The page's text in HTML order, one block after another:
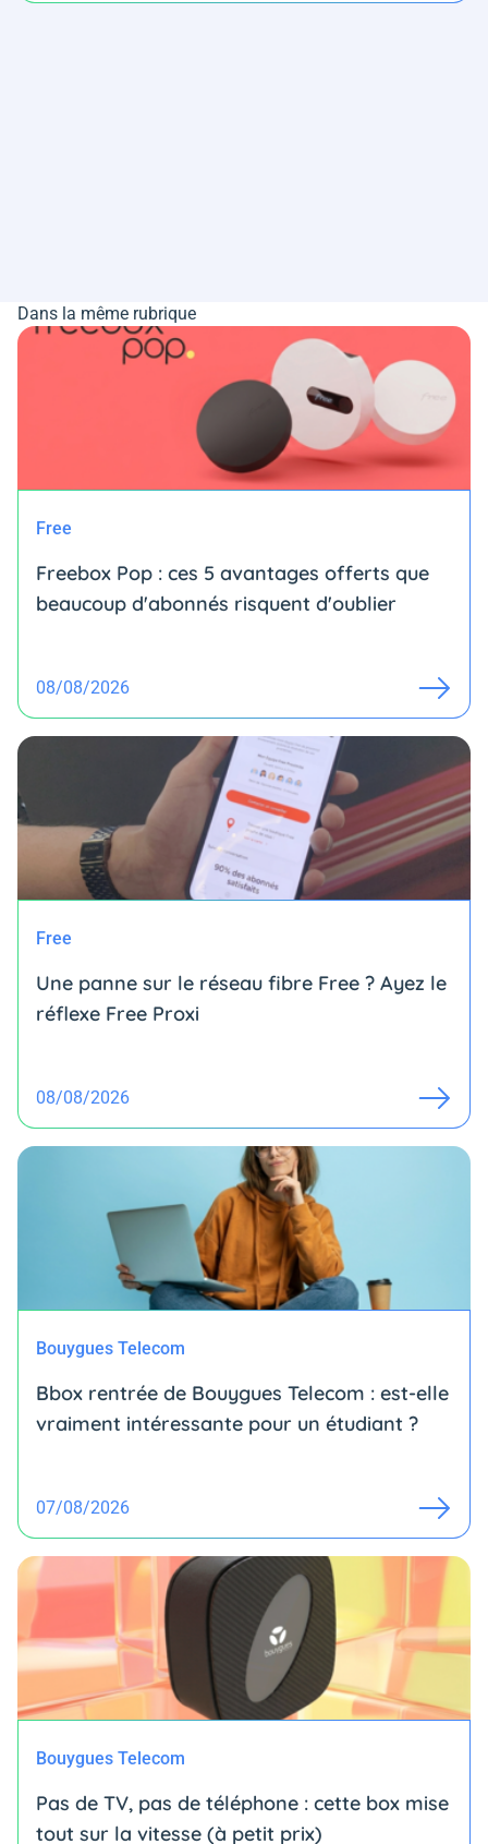
Dans la même rubrique
Free
Freebox Pop : ces 5 avantages offerts que
beaucoup d'abonnés risquent d'oublier
08/08/2026
Free
Une panne sur le réseau fibre Free ? Ayez le
réflexe Free Proxi
08/08/2026
Bouygues Telecom
Bbox rentrée de Bouygues Telecom : est-elle
vraiment intéressante pour un étudiant ?
07/08/2026
Bouygues Telecom
Pas de TV, pas de téléphone : cette box mise
tout sur la vitesse (à petit prix)